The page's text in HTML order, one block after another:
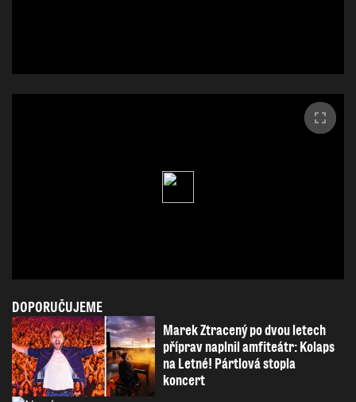
DOPORUČUJEME
Marek Ztracený po dvou letech
příprav naplnil amfiteátr: Kolaps
na Letné! Pártlová stopla
koncert